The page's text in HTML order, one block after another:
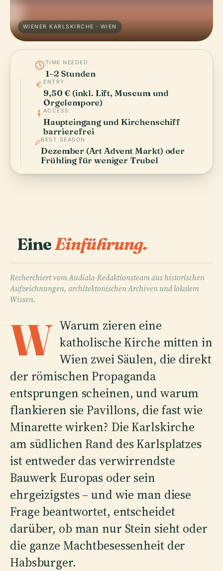
WIENER KARLSKIRCHE · WIEN
TIME NEEDED
1–2 Stunden
ENTRY
9,50 € (inkl. Lift, Museum und
Orgelempore)
ACCESS
Haupteingang und Kirchenschiff
barrierefrei
BEST SEASON
Dezember (Art Advent Markt) oder
Frühling für weniger Trubel
EineEinführung.
Recherchiert vom Audiala-Redaktionsteam aus historischen
Aufzeichnungen, architektonischen Archiven und lokalem
Wissen.
W Warum zieren eine
katholische Kirche mitten in
Wien zwei Säulen, die direkt
der römischen Propaganda
entsprungen scheinen, und warum
flankieren sie Pavillons, die fast wie
Minarette wirken? Die Karlskirche
am südlichen Rand des Karlsplatzes
ist entweder das verwirrendste
Bauwerk Europas oder sein
ehrgeizigstes – und wie man diese
Frage beantwortet, entscheidet
darüber, ob man nur Stein sieht oder
die ganze Machtbesessenheit der
Habsburger.